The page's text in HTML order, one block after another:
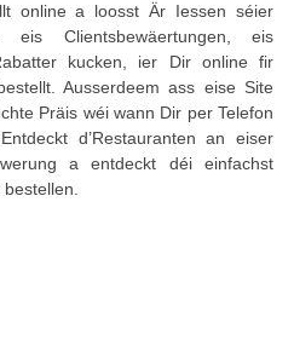
online a loosst Är Iessen séier
Clientsbewäertungen, eis
kucken, ier Dir online fir
Ausserdeem ass eise Site
Präis wéi wann Dir per Telefon
d’Restauranten an eiser
a entdeckt déi einfachst